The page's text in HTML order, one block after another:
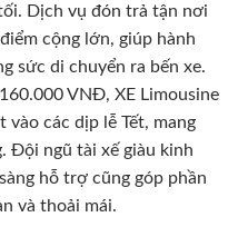
Dịch vụ đón trả tận nơi
cộng lớn, giúp hành
sức di chuyển ra bến xe.
VNĐ, XE Limousine
vào các dịp lễ Tết, mang
Đội ngũ tài xế giàu kinh
hỗ trợ cũng góp phần
và thoải mái.